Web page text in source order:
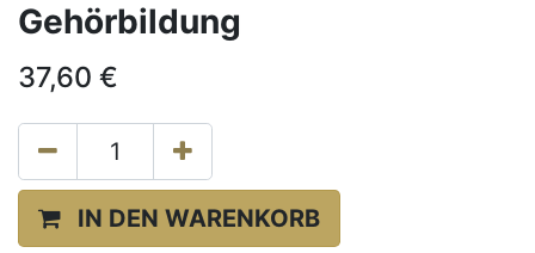
Gehörbildung
37,60 €
IN DEN WARENKORB